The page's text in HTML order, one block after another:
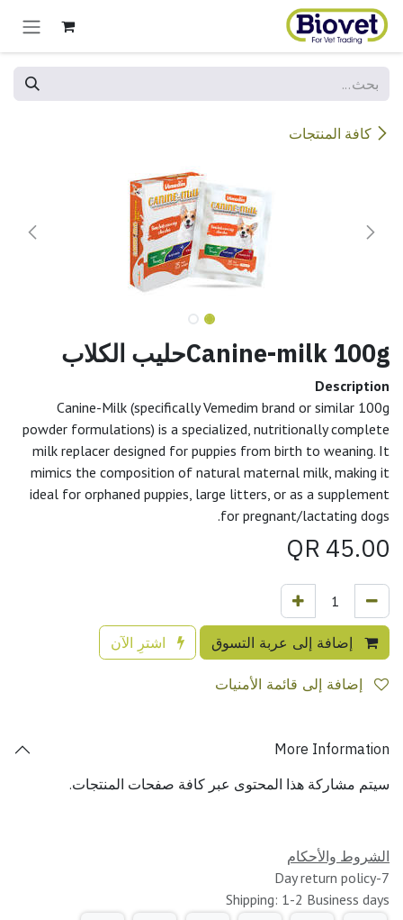
تخطي للذهاب إلى المحتوى
كافة المنتجات
Canine-milk 100gحليب الكلاب
Description
Canine-Milk (specifically Vemedim brand or similar 100g
powder formulations) is a specialized, nutritionally complete
milk replacer designed for puppies from birth to weaning. It
mimics the composition of natural maternal milk, making it
ideal for orphaned puppies, large litters, or as a supplement
for pregnant/lactating dogs.
45.00
إضافة إلى عربة التسوق اشترِ الآن
More Information
سيتم مشاركة هذا المحتوى عبر كافة صفحات المنتجات.
الشروط والأحكام
7-Day return policy
Shipping: 1-2 Business days